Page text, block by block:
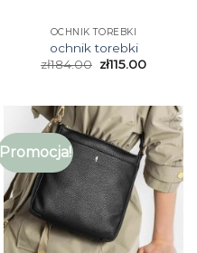
OCHNIK TOREBKI
ochnik torebki
zł184.00 zł115.00
Promocja!